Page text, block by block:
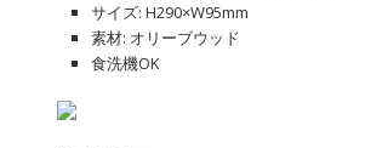
サイズ: H290×W95mm
素材: オリーブウッド
食洗機OK